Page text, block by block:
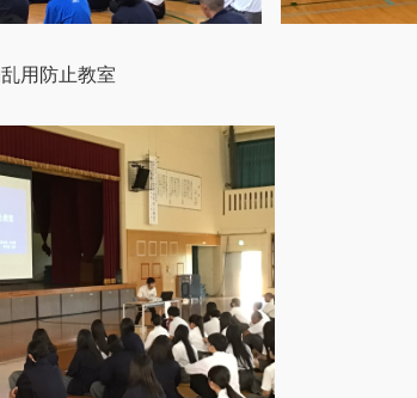
用防止教室 人権